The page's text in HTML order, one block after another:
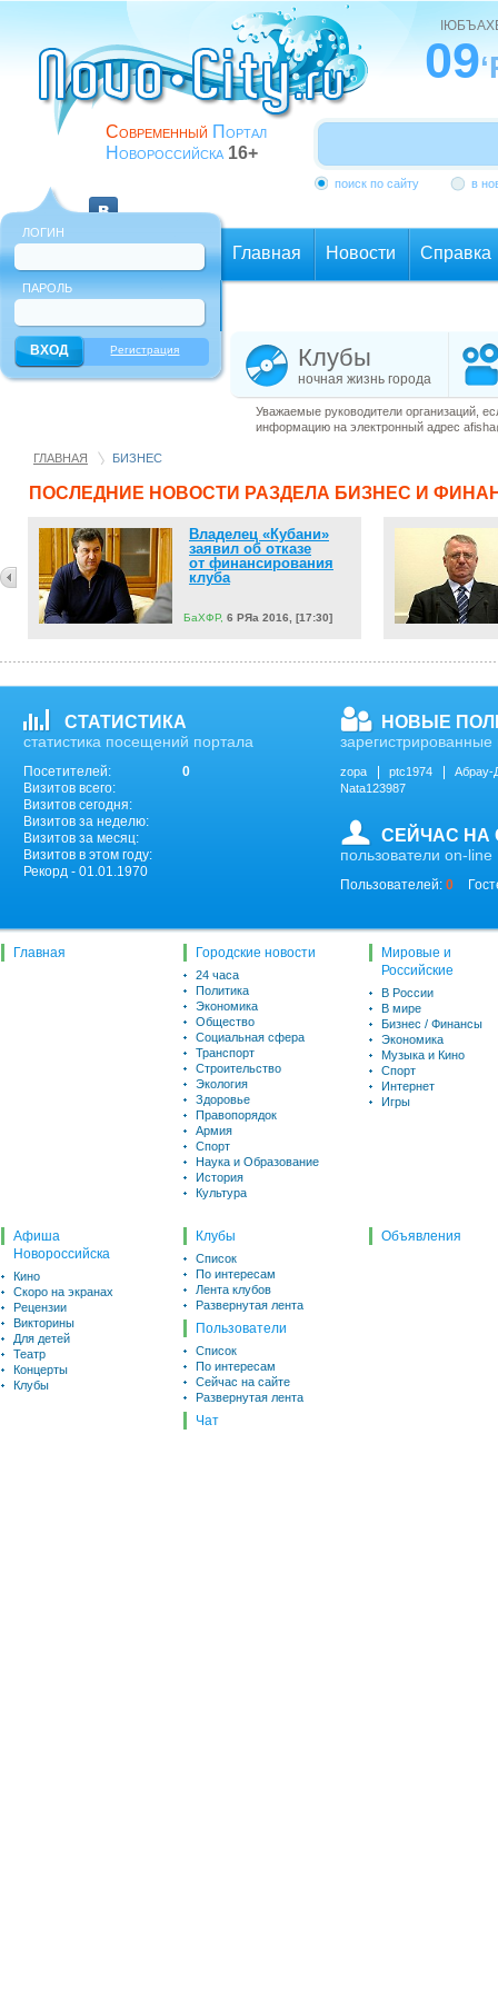
Современный Портал
Новороссийска 16+
09
поиск по сайту в
ЛОГИН
ПАРОЛЬ
Регистрация
Главная Новости Справка
Клубы
ночная жизнь города
Уважаемые руководители организаций,
информацию на электронный адрес
ГЛАВНАЯ БИЗНЕС
ПОСЛЕДНИЕ НОВОСТИ РАЗДЕЛА БИЗНЕС И
Владелец «Кубани»
заявил об отказе
от финансирования
клуба
БаХФР, 6 РЯа 2016, [17:30]
СТАТИСТИКА
статистика посещений портала
Посетителей:
0
Визитов всего:
Визитов сегодня:
Визитов за неделю:
Визитов за месяц:
Визитов в этом году:
Рекорд - 01.01.1970
НОВЫЕ
зарегистрированные
zopa ptc1974
Абрау-
Nata123987
СЕЙЧАС НА
пользователи on-line
Пользователей: 0
Главная Городские новости
24 часа
Политика
Экономика
Общество
Социальная сфера
Транспорт
Строительство
Экология
Здоровье
Правопорядок
Армия
Спорт
Наука и Образование
История
Культура
Мировые и
Российские
В России
В мире
Бизнес / Финансы
Экономика
Музыка и Кино
Спорт
Интернет
Игры
Афиша
Новороссийска
Кино
Скоро на экранах
Рецензии
Викторины
Для детей
Театр
Концерты
Клубы
Клубы
Список
По интересам
Лента клубов
Развернутая лента
Пользователи
Список
По интересам
Сейчас на сайте
Развернутая лента
Чат
Объявления